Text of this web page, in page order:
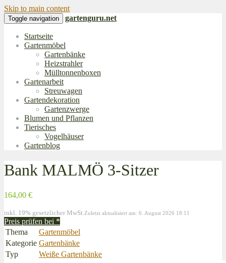
Skip to main content
Toggle navigation gartenguru.net
Startseite
Gartenmöbel
Gartenbänke
Heizstrahler
Mülltonnenboxen
Gartenarbeit
Streuwagen
Gartendekoration
Gartenzwerge
Blumen und Pflanzen
Tierisches
Vogelhäuser
Gartenblog
Bank MALMÖ 3-Sitzer
164,00 €
inkl. 19% gesetzlicher MwSt. Zuletzt aktualisiert am: 6. August 2026 18:11
Preis prüfen bei *
Thema
Gartenmöbel
Kategorie Gartenbänke
Typ
Weiße Gartenbänke